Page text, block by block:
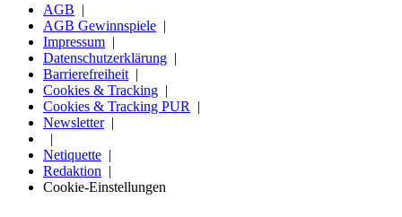
AGB
AGB Gewinnspiele
Impressum
Datenschutzerklärung
Barrierefreiheit
Cookies & Tracking
Cookies & Tracking PUR
Newsletter
Netiquette
Redaktion
Cookie-Einstellungen